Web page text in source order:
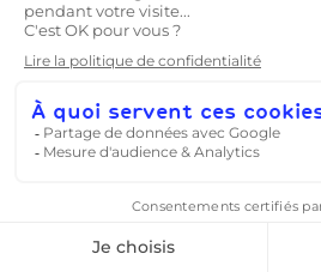
Recevez gratuitement nos
avis d’expert ou encore nos
sécurité !